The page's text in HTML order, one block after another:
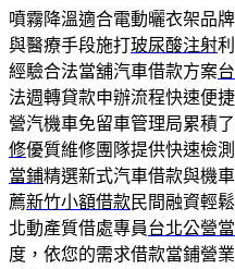
噴霧降溫適合電動曬衣架品
與醫療手段施打玻尿酸注射
經驗合法當舖汽車借款方案
法週轉貸款申辦流程快速便
營汽機車免留車管理局累積
修優質維修團隊提供快速檢
當鋪精選新式汽車借款與機
薦新竹小額借款民間融資輕
北動產質借處專員台北公營
度，依您的需求借款當鋪營